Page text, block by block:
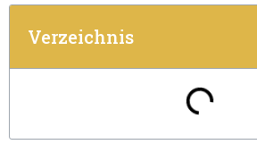
Verzeichnis